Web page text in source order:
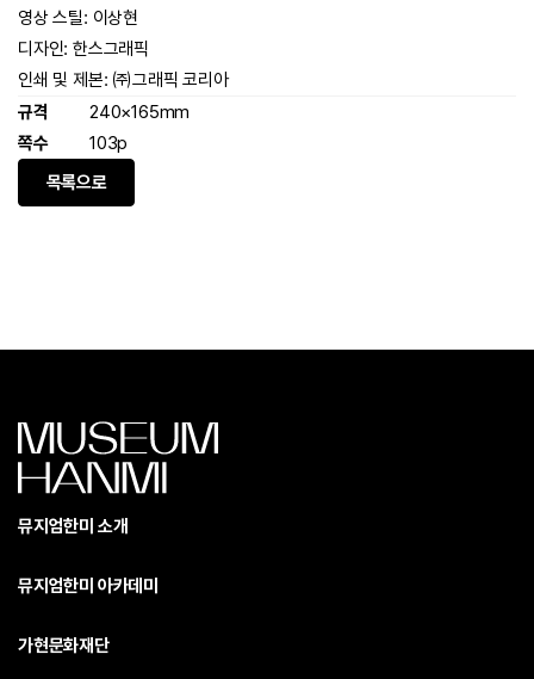
영상 스틸: 이상현
디자인: 한스그래픽
인쇄 및 제본: ㈜그래픽 코리아
규격
240×165mm
쪽수
103p
목록으로
뮤지엄한미 소개
뮤지엄한미 아카데미
가현문화재단